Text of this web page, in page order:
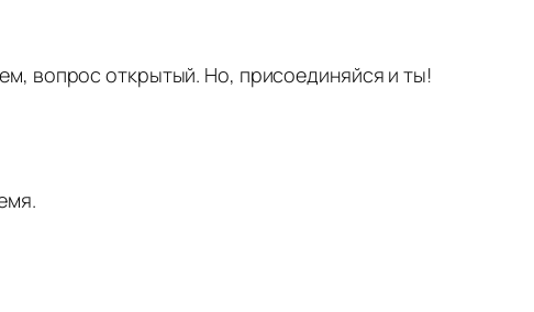
вопрос открытый. Но, присоединяйся и ты!